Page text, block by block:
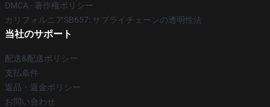
DMCA - 著作権ポリシー
カリフォルニアSB657: サプライチェーンの透明性法
当社のサポート
配送&配送ポリシー
支払条件
返品・返金ポリシー
お問い合わせ